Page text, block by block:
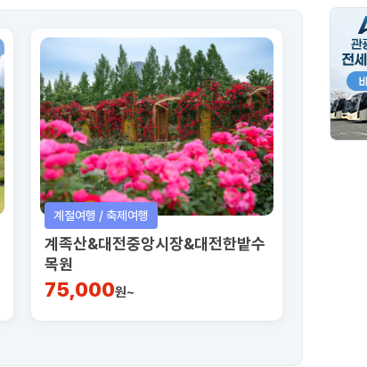
계절여행 / 축제여행
계족산&대전중앙시장&대전한밭수
목원
75,000원~